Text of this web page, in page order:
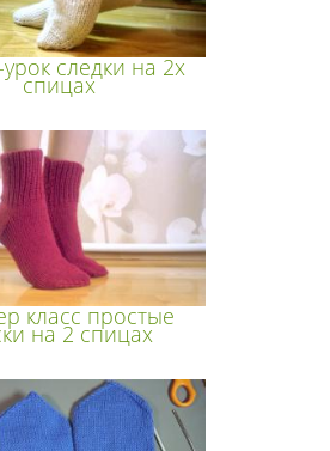
следки на 2х
спицах
класс простые
на 2 спицах